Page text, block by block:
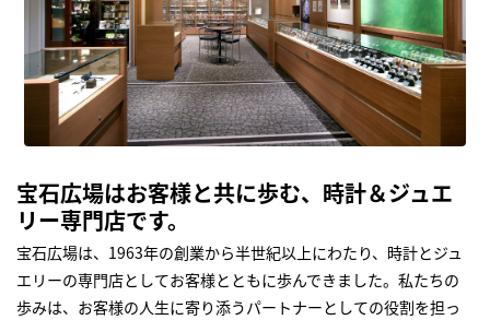
宝石広場はお客様と共に歩む、時計＆ジュエ
リー専門店です。
宝石広場は、1963年の創業から半世紀以上にわたり、時計とジュ
エリーの専門店としてお客様とともに歩んできました。私たちの
歩みは、お客様の人生に寄り添うパートナーとしての役割を担っ